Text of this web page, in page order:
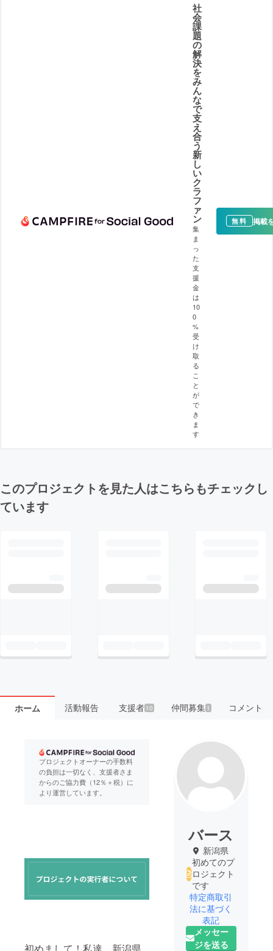
社
会
課
題
の
解
決
を
み
ん
な
で
支
え
合
う
新
し
い
ク
ラ
フ
ァ
ン
集
ま
っ
た
支
援
金
は
10
0
%
受
け
取
る
こ
と
が
で
き
ま
す
無料 掲載
このプロジェクトを見た人はこちらもチェックし
ています
ホーム 活動報告 支援者 10 仲間募集 1 コメント
プロジェクトオーナーの手数料
の負担は一切なく、支援者さま
からのご協力費（12％＋税）に
より運営しています。
初めまして！私達、新潟県
バース
新潟県
初めてのプ
ロジェクト
です
特定商取引
法に基づく
表記
メッセー
ジを送る